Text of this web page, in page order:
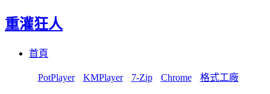
重灌狂人
首頁
PotPlayer KMPlayer 7-Zip Chrome 格式工廠